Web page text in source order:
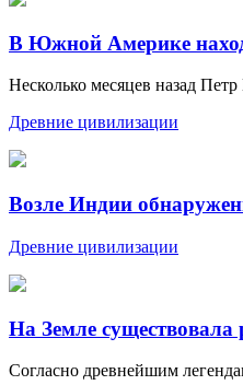
В Южной Америке
Несколько месяцев назад
Древние цивилизации
Возле Индии
Древние цивилизации
На Земле существовала
Согласно древнейшим